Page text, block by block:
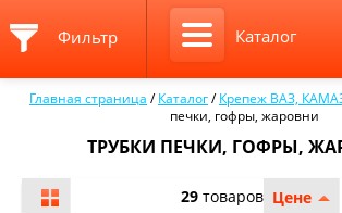
Главная страница /Каталог/Крепеж ВАЗ,
печки, гофры, жаровни
ТРУБКИ ПЕЧКИ, ГОФРЫ,
Цене
29 товаров
Фильтр Каталог